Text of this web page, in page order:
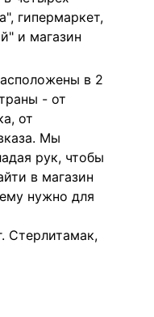
гипермаркет,
и магазин
в 2
- от
от
Мы
рук, чтобы
в магазин
нужно для
Стерлитамак,